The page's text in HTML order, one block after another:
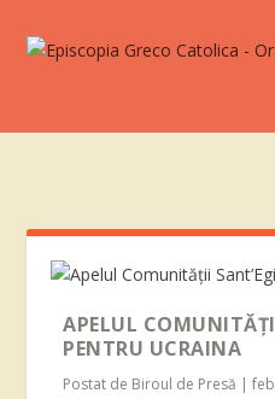
APELUL
PENTRU UCRAINA
Postat de Biroul de Presă |